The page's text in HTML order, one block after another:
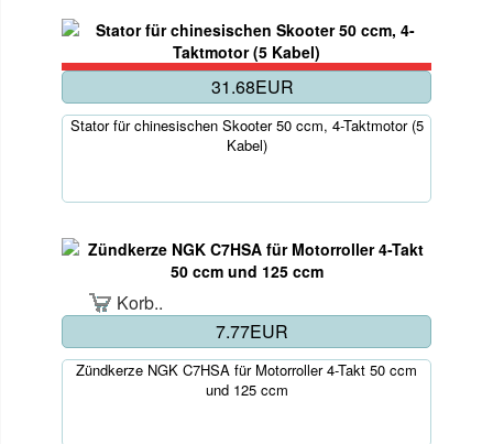
31.68EUR
Stator für chinesischen Skooter 50 ccm, 4-Taktmotor (5
Kabel)
Korb..
7.77EUR
Zündkerze NGK C7HSA für Motorroller 4-Takt 50 ccm
und 125 ccm